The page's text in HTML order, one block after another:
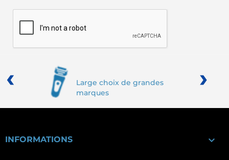
Large choix de grandes
marques
‹ ›
INFORMATIONS 